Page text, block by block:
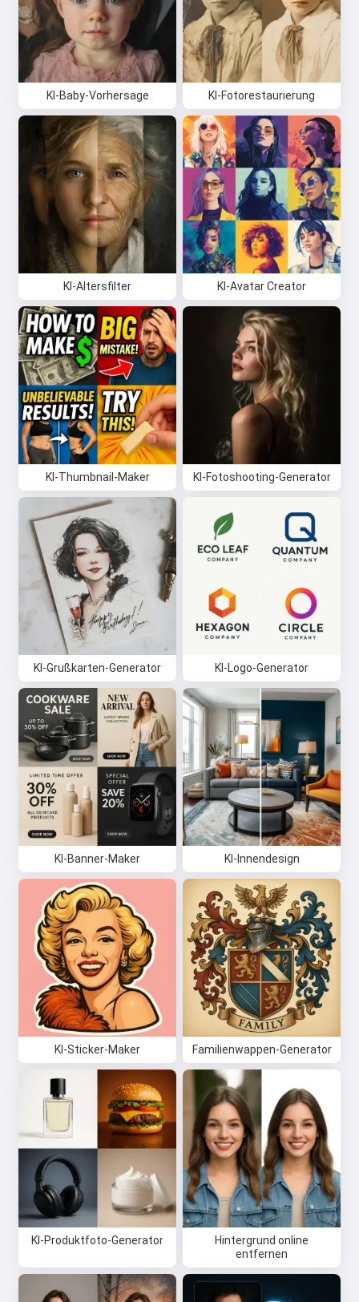
KI-Baby-Vorhersage KI-Fotorestaurierung
KI-Altersfilter KI-Avatar Creator
KI-Thumbnail-Maker KI-Fotoshooting-Generator
KI-Grußkarten-Generator KI-Logo-Generator
KI-Banner-Maker KI-Innendesign
KI-Sticker-Maker Familienwappen-Generator
KI-Produktfoto-Generator
Hintergrund online
entfernen